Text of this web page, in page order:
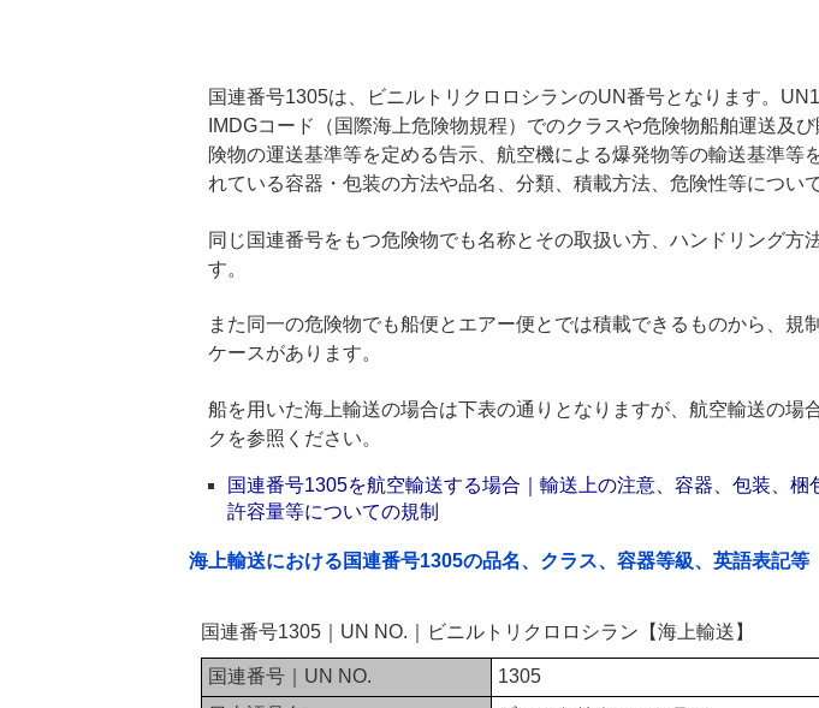
国連番号1305は、ビニルトリクロロシランのUN番号となります。
IMDGコード（国際海上危険物規程）でのクラスや危険物船舶運送及
険物の運送基準等を定める告示、航空機による爆発物等の輸送基準等
れている容器・包装の方法や品名、分類、積載方法、危険性等につい
同じ国連番号をもつ危険物でも名称とその取扱い方、ハンドリング方
す。
また同一の危険物でも船便とエアー便とでは積載できるものから、規
ケースがあります。
船を用いた海上輸送の場合は下表の通りとなりますが、航空輸送の場
クを参照ください。
国連番号1305を航空輸送する場合｜輸送上の注意、容器、包装、梱
許容量等についての規制
海上輸送における国連番号1305の品名、クラス、容器等級、英語表記等
国連番号1305｜UN NO.｜ビニルトリクロロシラン【海上輸送】
国連番号｜UN NO.
1305